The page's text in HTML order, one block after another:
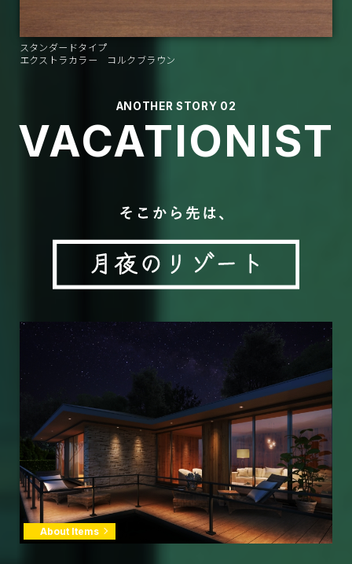
スタンダードタイプ
エクストラカラー コルクブラウン
ANOTHER STORY 02
VACATIONIST
About Items